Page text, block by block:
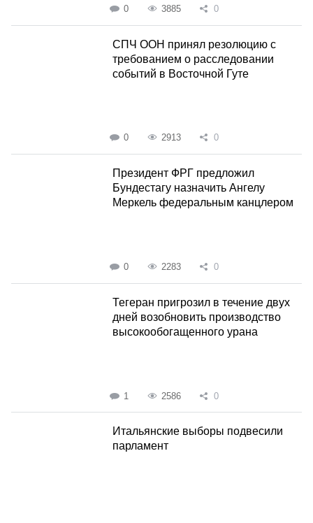
0 3885 0
СПЧ ООН принял резолюцию с
требованием о расследовании
событий в Восточной Гуте
0 2913 0
Президент ФРГ предложил
Бундестагу назначить Ангелу
Меркель федеральным канцлером
0 2283 0
Тегеран пригрозил в течение двух
дней возобновить производство
высокообогащенного урана
1 2586 0
Итальянские выборы подвесили
парламент